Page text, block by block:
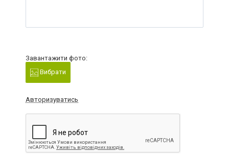
Завантажити фото:
Вибрати
Авторизуватись